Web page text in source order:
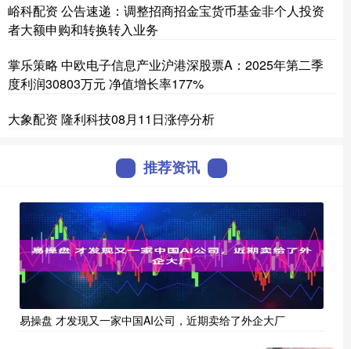
峪科配资 公告速递：调整招商招金宝货币基金非个人投资
者大额申购和转换转入业务
掌乐策略 中欧电子信息产业沪港深股票A：2025年第二季
度利润30803万元 净值增长率177%
大象配资 隆利科技08月11日涨停分析
推荐资讯
易操盘 才发现又一家中国AI公司，近期卖给了外企大厂